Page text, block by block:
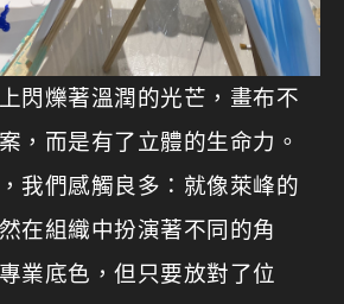
閃爍著溫潤的光芒，畫布不
，而是有了立體的生命力。
我們感觸良多：就像萊峰的
在組織中扮演著不同的角
業底色，但只要放對了位